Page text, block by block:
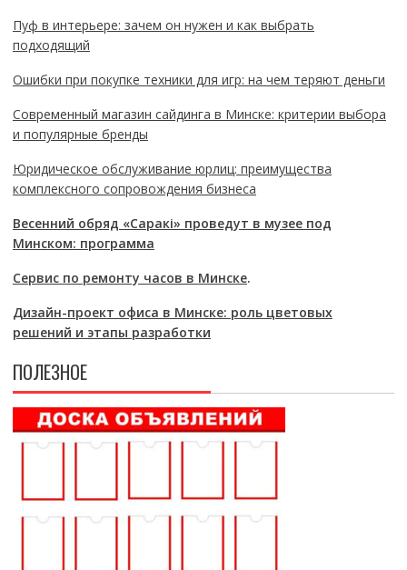
Пуф в интерьере: зачем он нужен и как выбрать
подходящий
Ошибки при покупке техники для игр: на чем теряют деньги
Современный магазин сайдинга в Минске: критерии выбора
и популярные бренды
Юридическое обслуживание юрлиц: преимущества
комплексного сопровождения бизнеса
Весенний обряд «Саракі» проведут в музее под
Минском: программа
Сервис по ремонту часов в Минске.
Дизайн-проект офиса в Минске: роль цветовых
решений и этапы разработки
ПОЛЕЗНОЕ